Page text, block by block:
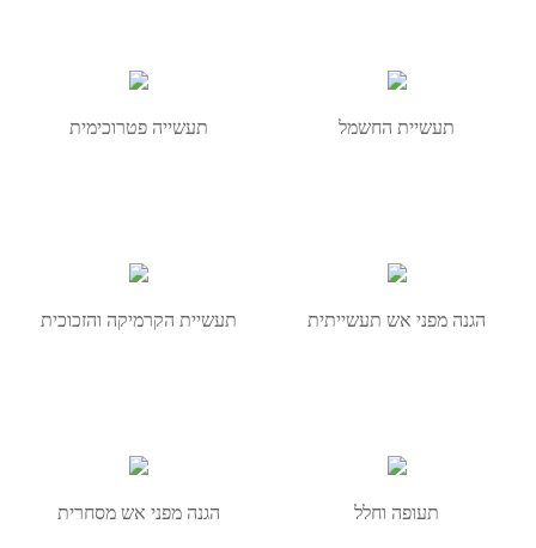
תעשייה פטרוכימית תעשיית החשמל
תעשיית הקרמיקה והזכוכית הגנה מפני אש תעשייתית
הגנה מפני אש מסחרית תעופה וחלל